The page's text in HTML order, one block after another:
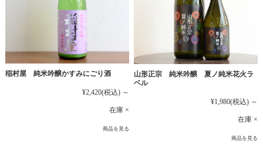
稲村屋 純米吟醸かすみにごり酒
¥2,420(税込) ～
在庫 ×
商品を見る
山形正宗 純米吟醸 夏ノ純米花火ラ
ベル
¥1,980(税込) ～
在庫 ×
商品を見る